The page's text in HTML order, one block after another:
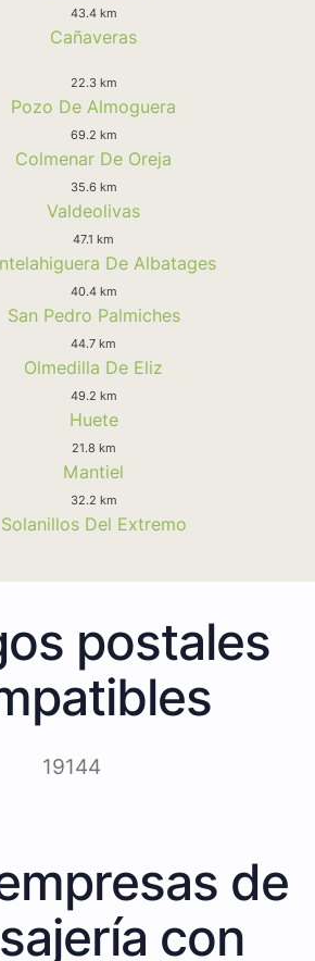
43.4 km
Cañaveras
22.3 km
Pozo De Almoguera
69.2 km
Colmenar De Oreja
35.6 km
Valdeolivas
47.1 km
De Albatages
40.4 km
San Pedro Palmiches
44.7 km
Olmedilla De Eliz
49.2 km
Huete
21.8 km
Mantiel
32.2 km
Solanillos Del Extremo
postales
19144
de
con